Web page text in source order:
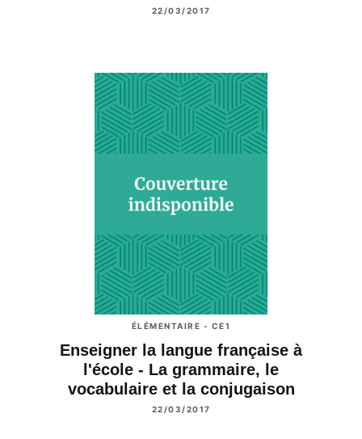
22/03/2017
ÉLÉMENTAIRE - CE1
Enseigner la langue française à
l'école - La grammaire, le
vocabulaire et la conjugaison
22/03/2017